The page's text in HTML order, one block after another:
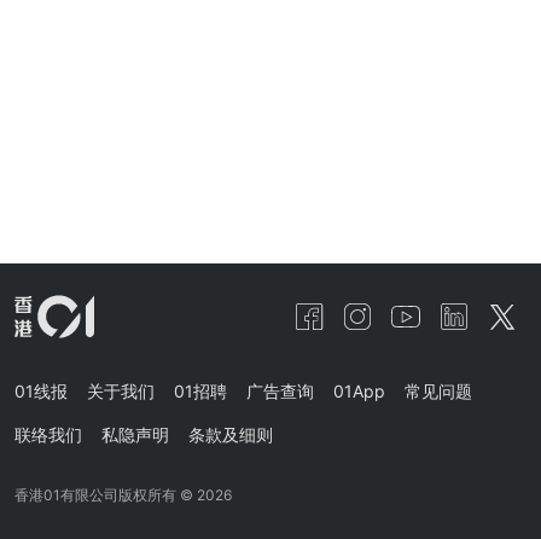
01线报 关于我们 01招聘 广告查询 01App 常见问题
联络我们 私隐声明 条款及细则
香港01有限公司版权所有 © 2026